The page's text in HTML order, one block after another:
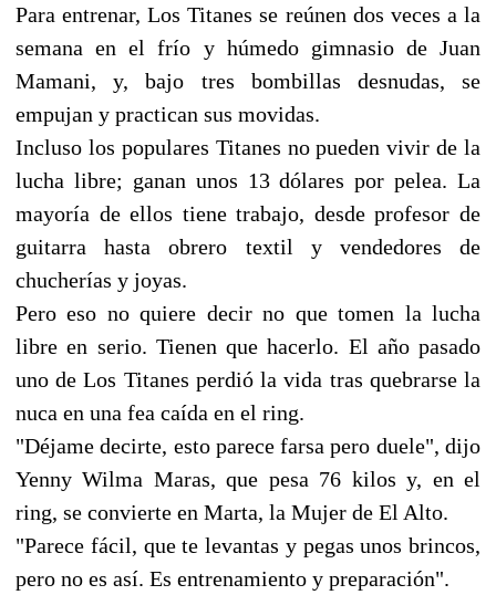
Para entrenar, Los Titanes se reúnen dos veces a la
semana en el frío y húmedo gimnasio de Juan
Mamani, y, bajo tres bombillas desnudas, se
empujan y practican sus movidas.
Incluso los populares Titanes no pueden vivir de la
lucha libre; ganan unos 13 dólares por pelea. La
mayoría de ellos tiene trabajo, desde profesor de
guitarra hasta obrero textil y vendedores de
chucherías y joyas.
Pero eso no quiere decir no que tomen la lucha
libre en serio. Tienen que hacerlo. El año pasado
uno de Los Titanes perdió la vida tras quebrarse la
nuca en una fea caída en el ring.
"Déjame decirte, esto parece farsa pero duele", dijo
Yenny Wilma Maras, que pesa 76 kilos y, en el
ring, se convierte en Marta, la Mujer de El Alto.
"Parece fácil, que te levantas y pegas unos brincos,
pero no es así. Es entrenamiento y preparación".